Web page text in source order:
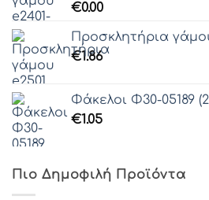
€0.00
Προσκλητήρια γάμου
€1.86
Φάκελοι Φ30-05189
€1.05
Πιο Δημοφιλή Προϊόντα